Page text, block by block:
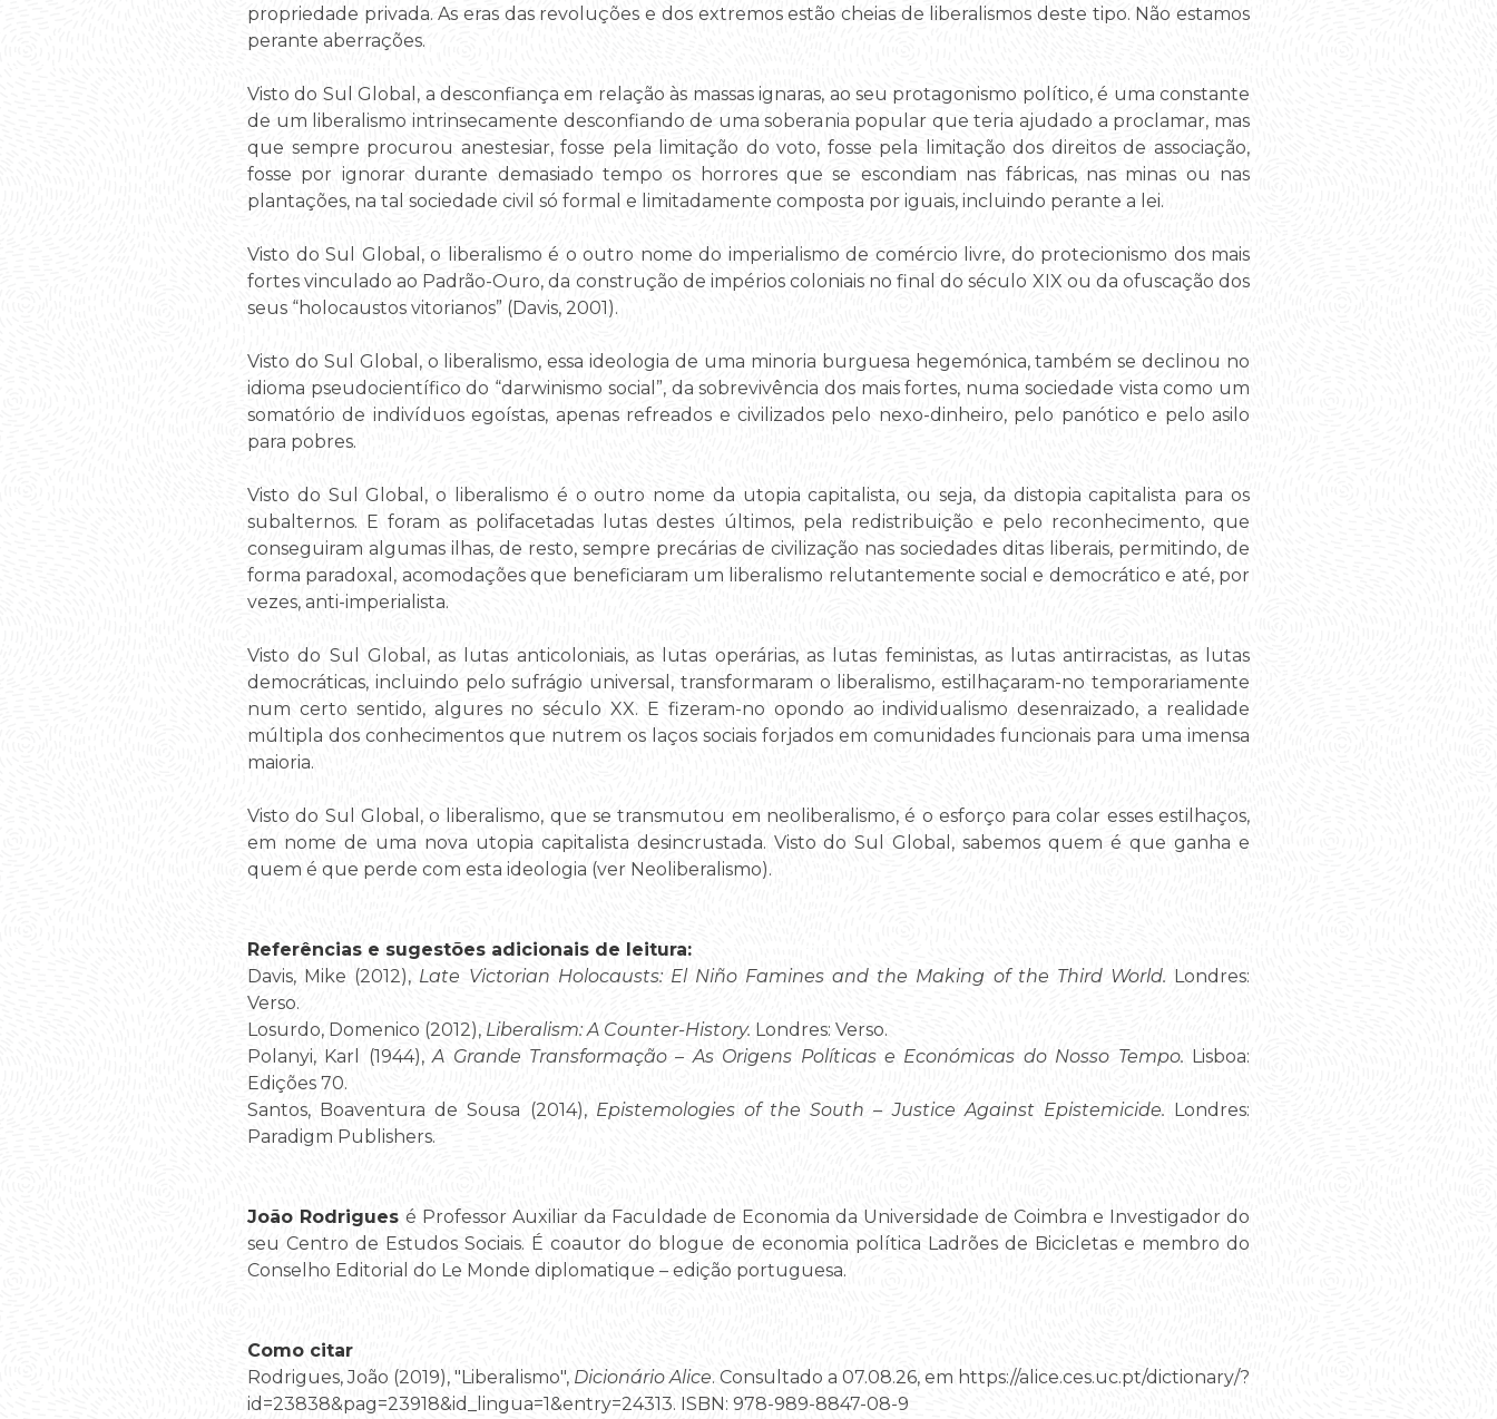
propriedade privada. As eras das revoluções e dos extremos estão cheias de liberalismos deste tipo. Não estamos
perante aberrações.
Visto do Sul Global, a desconfiança em relação às massas ignaras, ao seu protagonismo político, é uma constante
de um liberalismo intrinsecamente desconfiando de uma soberania popular que teria ajudado a proclamar, mas
que sempre procurou anestesiar, fosse pela limitação do voto, fosse pela limitação dos direitos de associação,
fosse por ignorar durante demasiado tempo os horrores que se escondiam nas fábricas, nas minas ou nas
plantações, na tal sociedade civil só formal e limitadamente composta por iguais, incluindo perante a lei.
Visto do Sul Global, o liberalismo é o outro nome do imperialismo de comércio livre, do protecionismo dos mais
fortes vinculado ao Padrão-Ouro, da construção de impérios coloniais no final do século XIX ou da ofuscação dos
seus “holocaustos vitorianos” (Davis, 2001).
Visto do Sul Global, o liberalismo, essa ideologia de uma minoria burguesa hegemónica, também se declinou no
idioma pseudocientífico do “darwinismo social”, da sobrevivência dos mais fortes, numa sociedade vista como um
somatório de indivíduos egoístas, apenas refreados e civilizados pelo nexo-dinheiro, pelo panótico e pelo asilo
para pobres.
Visto do Sul Global, o liberalismo é o outro nome da utopia capitalista, ou seja, da distopia capitalista para os
subalternos. E foram as polifacetadas lutas destes últimos, pela redistribuição e pelo reconhecimento, que
conseguiram algumas ilhas, de resto, sempre precárias de civilização nas sociedades ditas liberais, permitindo, de
forma paradoxal, acomodações que beneficiaram um liberalismo relutantemente social e democrático e até, por
vezes, anti-imperialista.
Visto do Sul Global, as lutas anticoloniais, as lutas operárias, as lutas feministas, as lutas antirracistas, as lutas
democráticas, incluindo pelo sufrágio universal, transformaram o liberalismo, estilhaçaram-no temporariamente
num certo sentido, algures no século XX. E fizeram-no opondo ao individualismo desenraizado, a realidade
múltipla dos conhecimentos que nutrem os laços sociais forjados em comunidades funcionais para uma imensa
maioria.
Visto do Sul Global, o liberalismo, que se transmutou em neoliberalismo, é o esforço para colar esses estilhaços,
em nome de uma nova utopia capitalista desincrustada. Visto do Sul Global, sabemos quem é que ganha e
quem é que perde com esta ideologia (ver Neoliberalismo).
Referências e sugestões adicionais de leitura:
Davis, Mike (2012), Late Victorian Holocausts: El Niño Famines and the Making of the Third World. Londres:
Verso.
Losurdo, Domenico (2012), Liberalism: A Counter-History. Londres: Verso.
Polanyi, Karl (1944),A Grande Transformação – As Origens Políticas e Económicas do Nosso Tempo. Lisboa:
Edições 70.
Santos, Boaventura de Sousa (2014), Epistemologies of the South – Justice Against Epistemicide. Londres:
Paradigm Publishers.
João Rodrigues é Professor Auxiliar da Faculdade de Economia da Universidade de Coimbra e Investigador do
seu Centro de Estudos Sociais. É coautor do blogue de economia política Ladrões de Bicicletas e membro do
Conselho Editorial do Le Monde diplomatique – edição portuguesa.
Como citar
Rodrigues, João (2019), "Liberalismo", Dicionário Alice. Consultado a 07.08.26, em https://alice.ces.uc.pt/dictionary/?
id=23838&pag=23918&id_lingua=1&entry=24313. ISBN: 978-989-8847-08-9